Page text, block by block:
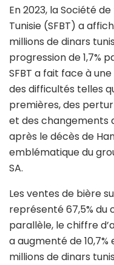
En 2023, la Société
Tunisie (SFBT) a
millions de dinars
progression de 1,7%
SFBT a fait face à
des difficultés telles
premières, des
et des changements
après le décès de
emblématique du
SA.
Les ventes de bière
représenté 67,5% du
parallèle, le chiffre
a augmenté de 10,7%
millions de dinars